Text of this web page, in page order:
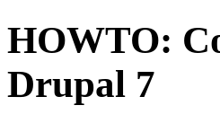
HOWTO:
Drupal 7